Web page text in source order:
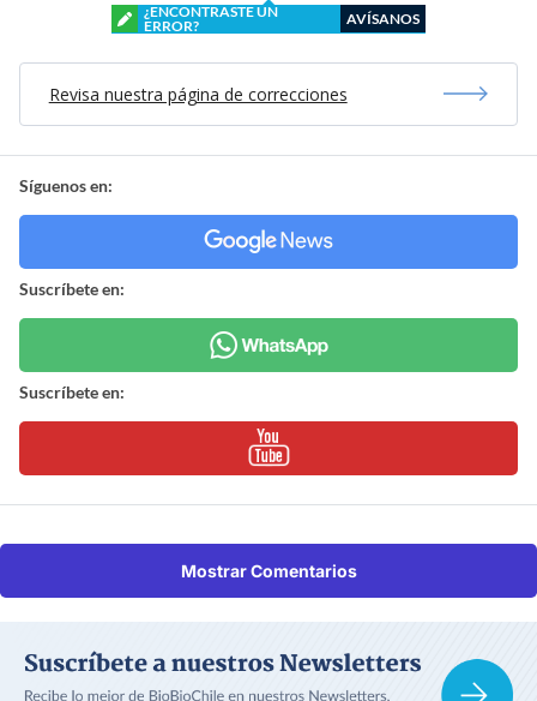
¿ENCONTRASTE UN
ERROR?
AVÍSANOS
Revisa nuestra página de correcciones
Síguenos en:
Suscríbete en:
Suscríbete en:
Mostrar Comentarios